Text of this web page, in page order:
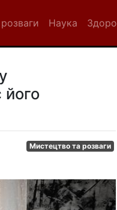
Наука
Мистецтво та розваги